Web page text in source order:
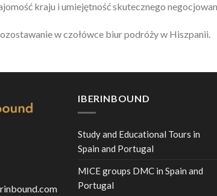
kraju i umiejętność skutecznego
w czołówce biur podróży w Hiszpanii.
IBERINBOUND
Study and Educational Tours in
Spain and Portugal
MICE groups DMC in Spain and
Portugal